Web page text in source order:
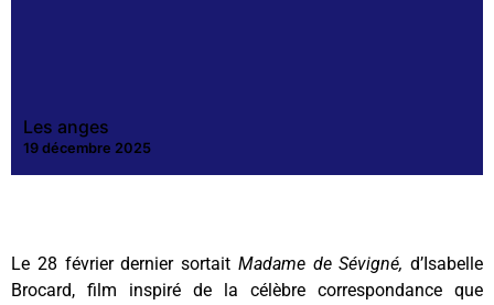
Les anges
19 décembre 2025
Le 28 février dernier sortait Madame de Sévigné, d’Isabelle
Brocard, film inspiré de la célèbre correspondance que